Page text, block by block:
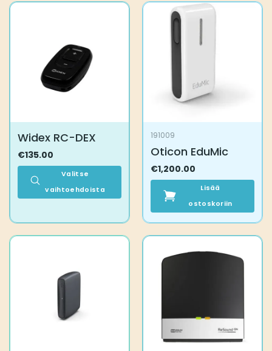
Widex RC-DEX
€135.00
Valitse
vaihtoehdoista
191009
Oticon EduMic
€1,200.00
Lisää
ostoskoriin